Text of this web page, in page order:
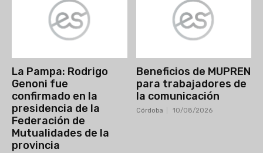
La Pampa: Rodrigo
Genoni fue
confirmado en la
presidencia de la
Federación de
Mutualidades de la
provincia
Beneficios de MUPREN
para trabajadores de
la comunicación
Córdoba 10/08/2026